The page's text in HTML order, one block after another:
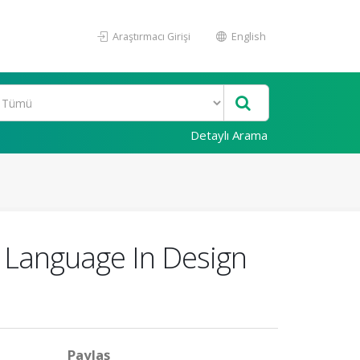
Araştırmacı Girişi English
Detaylı Arama
In Design
Paylaş